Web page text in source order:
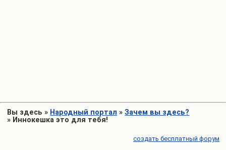
Вы здесь » Народный портал »Зачем вы здесь?
» Иннокешка это для тебя!
создать бесплатный форум